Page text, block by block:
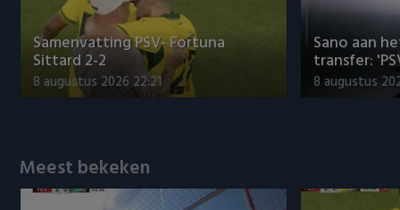
SC Heerenveen
Sparta
Willem II
Samenvatting PSV- Fortuna
Sittard 2-2
8 augustus 2026 22:21
Sano aan
transfer:
8 augustus
Meest bekeken